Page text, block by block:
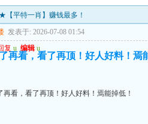
平特一肖】赚钱最多！
发表于: 2026-07-08 01:54
复 u 编辑 u
再看，看了再顶！好人好料！焉
再看，看了再顶！好人好料！焉能掉低！